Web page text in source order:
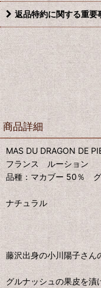
返品特約に関する重要
商品詳細
MAS DU DRAGON DE
フランス ルーション
品種：マカブー 50％ グ
ナチュラル
藤沢出身の小川陽子さん
グルナッシュの果皮を漬